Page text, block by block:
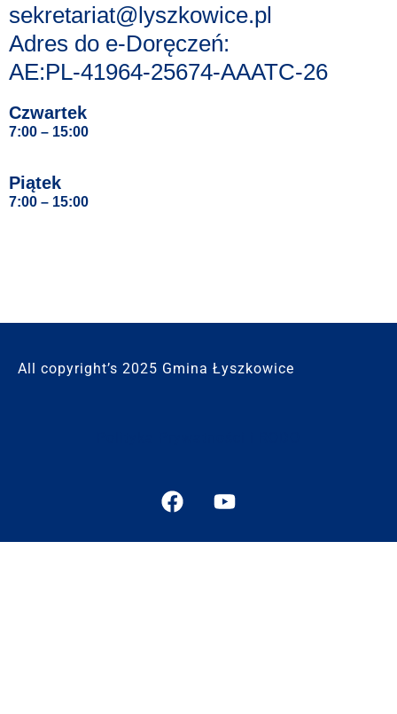
sekretariat@lyszkowice.pl
Adres do e-Doręczeń:
AE:PL-41964-25674-AAATC-26
Czwartek
7:00 – 15:00
Piątek
7:00 – 15:00
All copyright’s 2025 Gmina Łyszkowice